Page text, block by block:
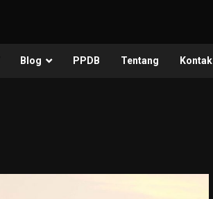
Blog PPDB Tentang Kontak